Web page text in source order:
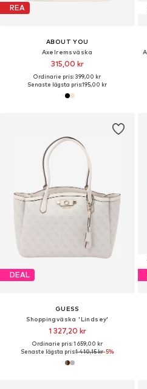
REA
ABOUT YOU
Axelremsväska
315,00 kr
Ordinarie pris: 399,00 kr
Senaste lägsta pris:195,00 kr
DEAL
GUESS
Shoppingväska 'Lindsey'
1 327,20 kr
Ordinarie pris: 1 659,00 kr
Senaste lägsta pris:1 410,15 kr-5%